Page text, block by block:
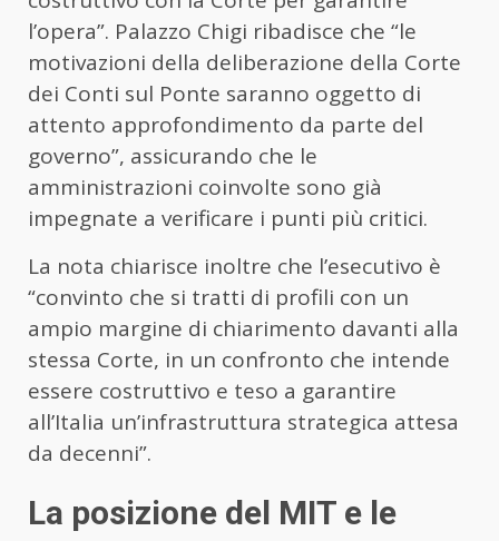
l’opera”. Palazzo Chigi ribadisce che “le
motivazioni della deliberazione della Corte
dei Conti sul Ponte saranno oggetto di
attento approfondimento da parte del
governo”, assicurando che le
amministrazioni coinvolte sono già
impegnate a verificare i punti più critici.
La nota chiarisce inoltre che l’esecutivo è
“convinto che si tratti di profili con un
ampio margine di chiarimento davanti alla
stessa Corte, in un confronto che intende
essere costruttivo e teso a garantire
all’Italia un’infrastruttura strategica attesa
da decenni”.
La posizione del MIT e le